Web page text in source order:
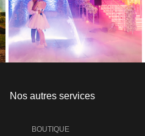
Nos autres services
BOUTIQUE